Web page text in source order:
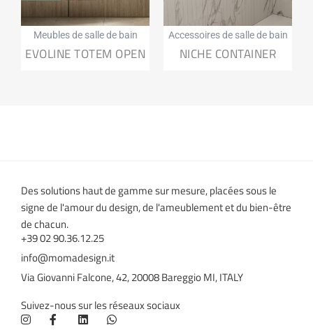
Meubles de salle de bain
EVOLINE TOTEM OPEN
Accessoires de salle de bain
NICHE CONTAINER
Des solutions haut de gamme sur mesure, placées sous le
signe de l'amour du design, de l'ameublement et du bien-être
de chacun.
+39 02 90.36.12.25
info@momadesign.it
Via Giovanni Falcone, 42, 20008 Bareggio MI, ITALY
Suivez-nous sur les réseaux sociaux